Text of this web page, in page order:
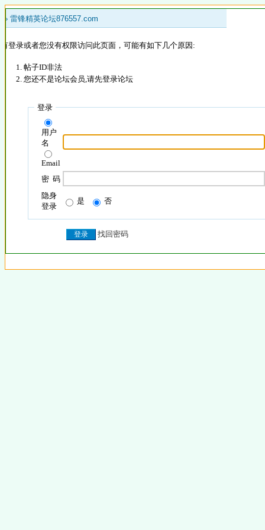
» 雷锋精英论坛876557.com
登录或者您没有权限访问此页面，可能有如下几个原因:
帖子ID非法
您还不是论坛会员,请先登录论坛
登录
用户
名
Email
密 码
隐身
登录
是 否
找回密码